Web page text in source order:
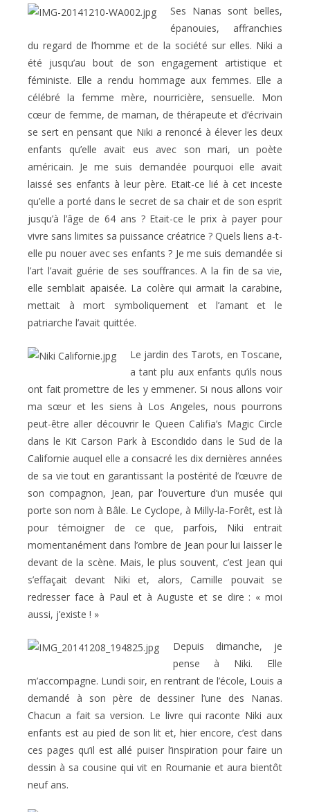
Ses Nanas sont belles,
épanouies, affranchies
du regard de l’homme et de la société sur elles. Niki a
été jusqu’au bout de son engagement artistique et
féministe. Elle a rendu hommage aux femmes. Elle a
célébré la femme mère, nourricière, sensuelle. Mon
cœur de femme, de maman, de thérapeute et d’écrivain
se sert en pensant que Niki a renoncé à élever les deux
enfants qu’elle avait eus avec son mari, un poète
américain. Je me suis demandée pourquoi elle avait
laissé ses enfants à leur père. Etait-ce lié à cet inceste
qu’elle a porté dans le secret de sa chair et de son esprit
jusqu’à l’âge de 64 ans ? Etait-ce le prix à payer pour
vivre sans limites sa puissance créatrice ? Quels liens a-t-
elle pu nouer avec ses enfants ? Je me suis demandée si
l’art l’avait guérie de ses souffrances. A la fin de sa vie,
elle semblait apaisée. La colère qui armait la carabine,
mettait à mort symboliquement et l’amant et le
patriarche l’avait quittée.
Le jardin des Tarots, en Toscane,
a tant plu aux enfants qu’ils nous
ont fait promettre de les y emmener. Si nous allons voir
ma sœur et les siens à Los Angeles, nous pourrons
peut-être aller découvrir le Queen Califia’s Magic Circle
dans le Kit Carson Park à Escondido dans le Sud de la
Californie auquel elle a consacré les dix dernières années
de sa vie tout en garantissant la postérité de l’œuvre de
son compagnon, Jean, par l’ouverture d’un musée qui
porte son nom à Bâle. Le Cyclope, à Milly-la-Forêt, est là
pour témoigner de ce que, parfois, Niki entrait
momentanément dans l’ombre de Jean pour lui laisser le
devant de la scène. Mais, le plus souvent, c’est Jean qui
s’effaçait devant Niki et, alors, Camille pouvait se
redresser face à Paul et à Auguste et se dire : « moi
aussi, j’existe ! »
Depuis dimanche, je
pense à Niki. Elle
m’accompagne. Lundi soir, en rentrant de l’école, Louis a
demandé à son père de dessiner l’une des Nanas.
Chacun a fait sa version. Le livre qui raconte Niki aux
enfants est au pied de son lit et, hier encore, c’est dans
ces pages qu’il est allé puiser l’inspiration pour faire un
dessin à sa cousine qui vit en Roumanie et aura bientôt
neuf ans.